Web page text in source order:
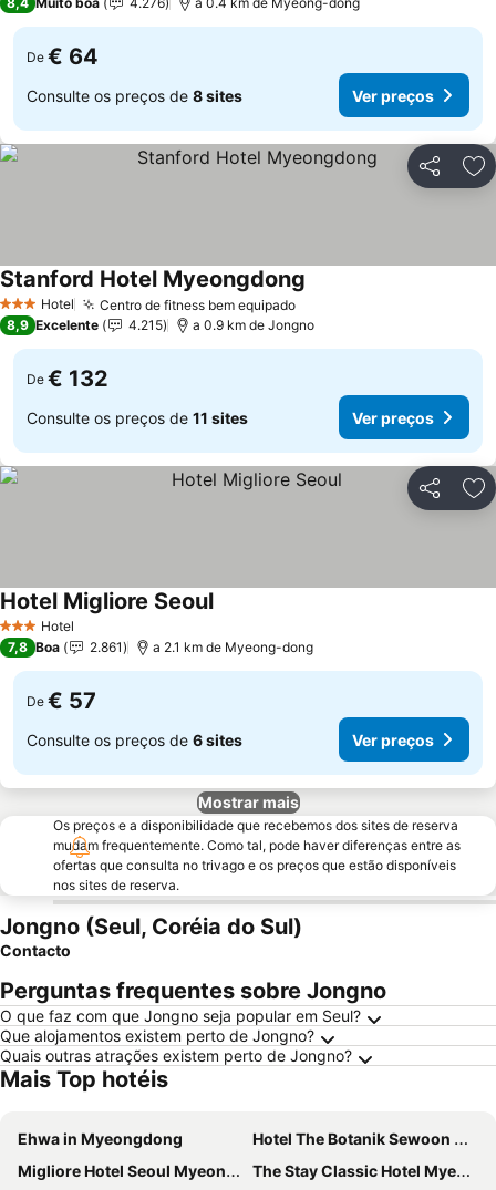
De € 64
Consulte os preços de 8 sites Ver preços
Partilhar
3 EstrelasHotel Centro de fitness bem equipadoVer preços
Stanford Hotel Myeongdong
8,9 Excelente 4.215 a 0.9 km de Jongno
De € 132
Consulte os preços de 11 sites Ver preços
Partilhar
3 EstrelasHotel
Hotel Migliore SeoulVer preços
7,8 Boa 2.861 a 2.1 km de Myeong-dong
De € 57
Consulte os preços de 6 sites Ver preços
Mostrar mais
Os preços e a disponibilidade que recebemos dos sites de reserva
mudam frequentemente. Como tal, pode haver diferenças entre as
ofertas que consulta no trivago e os preços que estão disponíveis
nos sites de reserva.
Jongno (Seul, Coréia do Sul)
Contacto
Perguntas frequentes sobre Jongno
O que faz com que Jongno seja popular em Seul?
Que alojamentos existem perto de Jongno?
Quais outras atrações existem perto de Jongno?
Mais Top hotéis
Ehwa in Myeongdong
Hotel The Botanik Sewoon Myeongdong
Migliore Hotel Seoul Myeongdong
The Stay Classic Hotel Myeongdong